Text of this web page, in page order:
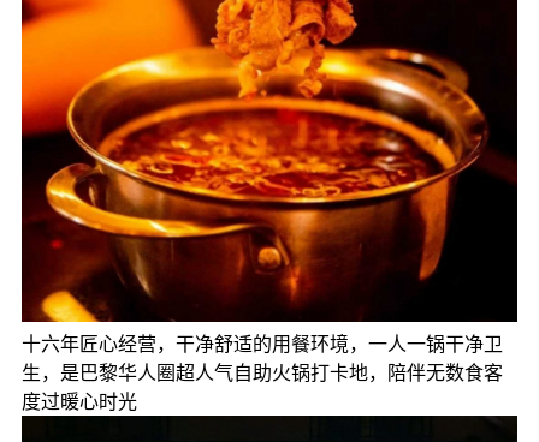
十六年匠心经营，干净舒适的用餐环境，一人一锅干净卫
生，是巴黎华人圈超人气自助火锅打卡地，陪伴无数食客
度过暖心时光